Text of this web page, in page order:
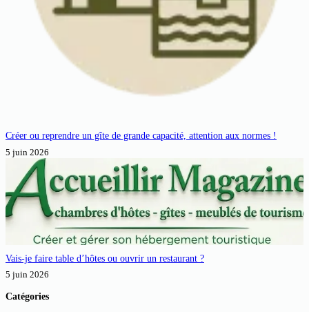
Créer ou reprendre un gîte de grande capacité, attention aux normes !
5 juin 2026
Vais-je faire table d’hôtes ou ouvrir un restaurant ?
5 juin 2026
Catégories